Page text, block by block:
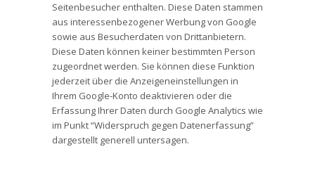
Seitenbesucher enthalten. Diese Daten stammen
aus interessenbezogener Werbung von Google
sowie aus Besucherdaten von Drittanbietern.
Diese Daten können keiner bestimmten Person
zugeordnet werden. Sie können diese Funktion
jederzeit über die Anzeigeneinstellungen in
Ihrem Google-Konto deaktivieren oder die
Erfassung Ihrer Daten durch Google Analytics wie
im Punkt “Widerspruch gegen Datenerfassung”
dargestellt generell untersagen.